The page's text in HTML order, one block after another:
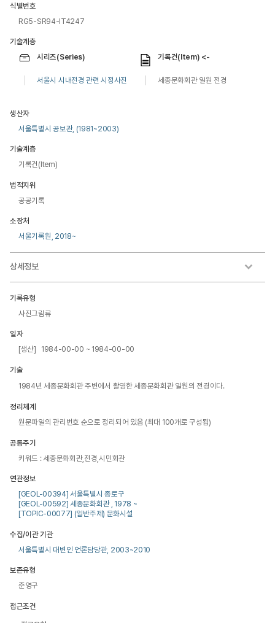
식별번호
RG5-SR94-IT4247
기술계층
시리즈(Series)
서울시 시내전경 관련 시정사진
기록건(Item) <-
세종문화회관 일원 전경
생산자
서울특별시 공보관, (1981~2003)
기술계층
기록건(Item)
법적지위
공공기록
소장처
서울기록원, 2018~
상세정보
기록유형
사진그림류
일자
[생산] 1984-00-00 ~ 1984-00-00
기술
1984년 세종문화회관 주변에서 촬영한 세종문화회관 일원의 전경이다.
정리체계
원문파일의 관리번호 순으로 정리되어 있음 (최대 100개로 구성됨)
공통주기
키워드 : 세종문화회관,전경,시민회관
연관정보
[GEOL-00394] 서울특별시 종로구
[GEOL-00592] 세종문화회관 , 1978 ~
[TOPIC-00077] (일반주제) 문화시설
수집/이관 기관
서울특별시 대변인 언론담당관, 2003~2010
보존유형
준영구
접근조건